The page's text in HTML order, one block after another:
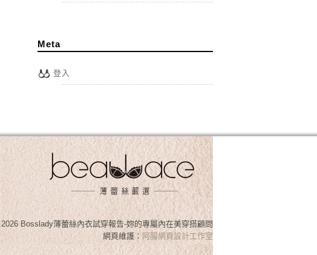
Meta
登入
Bosslady薄蕾絲內衣試穿報告-妳的專屬內在美穿搭顧問
網頁維護： 阿腸網頁設計工作室